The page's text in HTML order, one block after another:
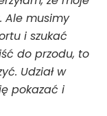
Ale musimy
i szukać
do przodu, to
Udział w
pokazać i